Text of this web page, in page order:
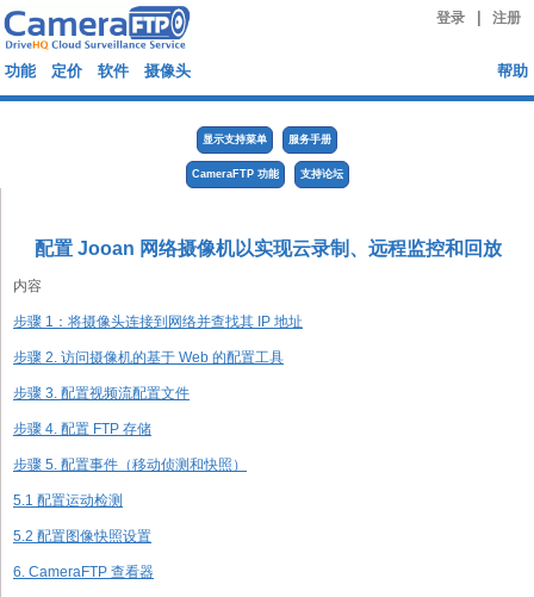
登录 注册
功能 定价 软件 摄像头 帮助
显示支持菜单 服务手册
CameraFTP 功能 支持论坛
配置 Jooan 网络摄像机以实现云录制、远程监控和回放
内容
步骤 1：将摄像头连接到网络并查找其 IP 地址
步骤 2. 访问摄像机的基于 Web 的配置工具
步骤 3. 配置视频流配置文件
步骤 4. 配置 FTP 存储
步骤 5. 配置事件（移动侦测和快照）
5.1 配置运动检测
5.2 配置图像快照设置
6. CameraFTP 查看器